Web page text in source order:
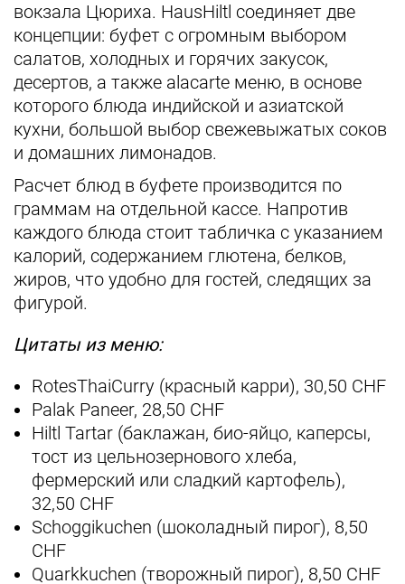
вокзала Цюриха. HausHiltl соединяет две
концепции: буфет с огромным выбором
салатов, холодных и горячих закусок,
десертов, а также alacarte меню, в основе
которого блюда индийской и азиатской
кухни, большой выбор свежевыжатых соков
и домашних лимонадов.
Расчет блюд в буфете производится по
граммам на отдельной кассе. Напротив
каждого блюда стоит табличка с указанием
калорий, содержанием глютена, белков,
жиров, что удобно для гостей, следящих за
фигурой.
Цитаты из меню:
RotesThaiCurry (красный карри), 30,50 CHF
Palak Paneer, 28,50 CHF
Hiltl Tartar (баклажан, био-яйцо, каперсы,
тост из цельнозернового хлеба,
фермерский или сладкий картофель),
32,50 CHF
Schoggikuchen (шоколадный пирог), 8,50
CHF
Quarkkuchen (творожный пирог), 8,50 CHF